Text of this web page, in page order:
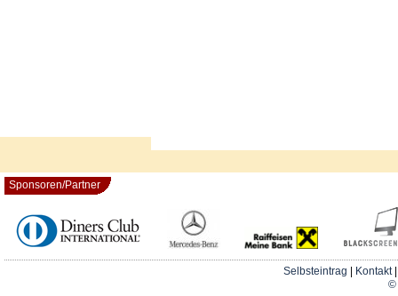
Sponsoren/Partner
Selbsteintrag Kontakt
©